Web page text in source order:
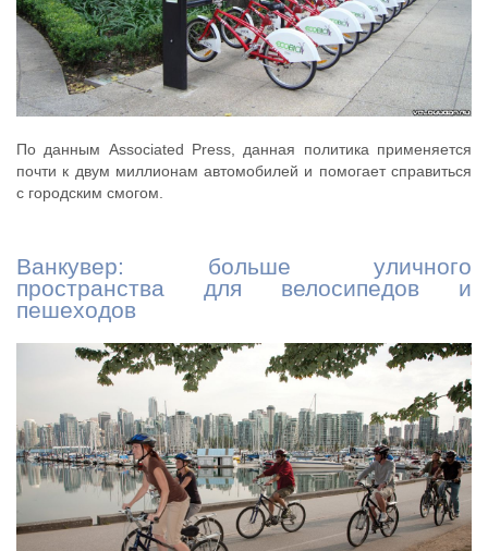
По данным Associated Press, данная политика применяется
почти к двум миллионам автомобилей и помогает справиться
с городским смогом.
Ванкувер: больше уличного
пространства для велосипедов и
пешеходов